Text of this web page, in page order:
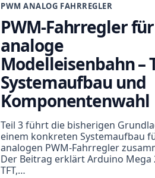
PWM ANALOG FAHRREGLER
PWM-Fahrregler
analoge
Modelleisenbahn –
Systemaufbau und
Komponentenwahl
Teil 3 führt die bisherigen
einem konkreten Systemaufbau
analogen PWM-Fahrregler
Der Beitrag erklärt Arduino Mega
TFT,…